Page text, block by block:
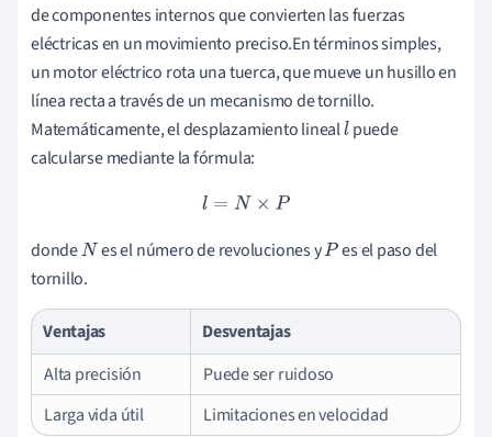
de componentes internos que convierten las fuerzas
eléctricas en un movimiento preciso.En términos simples,
un motor eléctrico rota una tuerca, que mueve un husillo en
línea recta a través de un mecanismo de tornillo.
Matemáticamente, el desplazamiento lineall puede
calcularse mediante la fórmula:
l =N× P
dondeN es el número de revoluciones yP es el paso del
tornillo.
Ventajas
Desventajas
Alta precisión
Puede ser ruidoso
Larga vida útil
Limitaciones en velocidad